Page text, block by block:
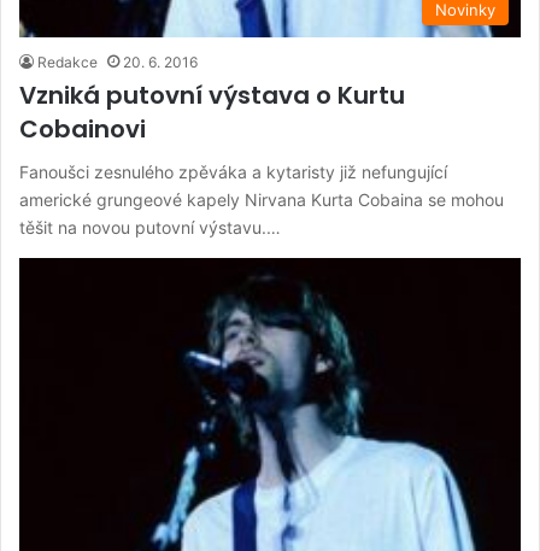
Novinky
Redakce 20. 6. 2016
Vzniká putovní výstava o Kurtu
Cobainovi
Fanoušci zesnulého zpěváka a kytaristy již nefungující
americké grungeové kapely Nirvana Kurta Cobaina se mohou
těšit na novou putovní výstavu.…